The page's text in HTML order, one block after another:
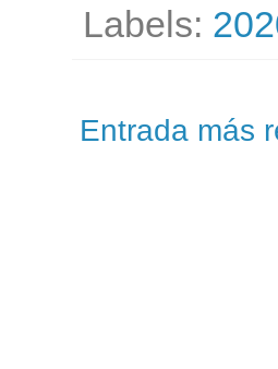
Labels:
Entrada más